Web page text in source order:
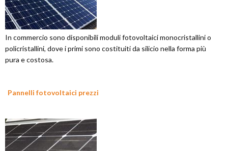
In commercio sono disponibili moduli fotovoltaici monocristallini o
policristallini, dove i primi sono costituiti da silicio nella forma più
pura e costosa.
Pannelli fotovoltaici prezzi